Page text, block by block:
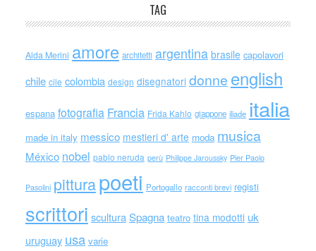
TAG
Alda Merini amore architetti argentina brasile capolavori
chile cile colombia design disegnatori donne english
espana fotografia Francia Frida Kahlo giappone iliade italia
made in italy messico mestieri d' arte moda musica
México nobel pablo neruda perù Philippe Jaroussky Pier Paolo
Pasolini pitturapoeti Portogallo racconti brevi registi
scrittori scultura Spagna teatro tina modotti uk
uruguay usa varie